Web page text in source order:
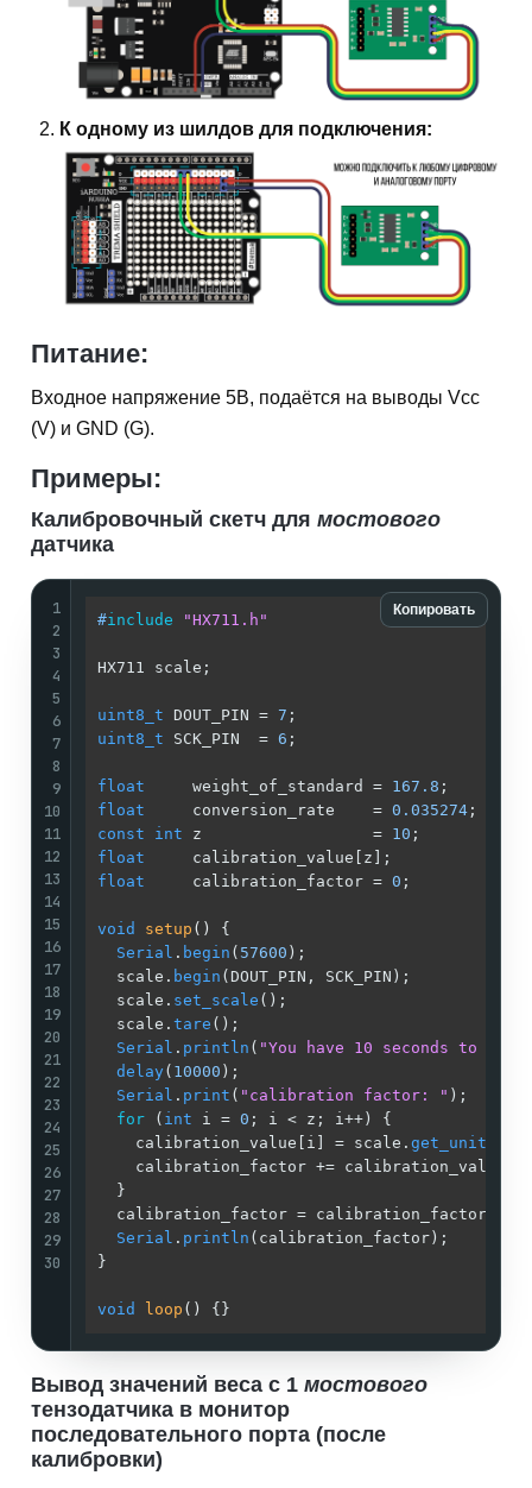
К одному из шилдов для подключения:
Питание:
Входное напряжение 5В, подаётся на выводы Vcc
(V) и GND (G).
Примеры:
Калибровочный скетч для мостового
датчика
Копировать
1
2
3
4
5
6
7
8
9
10
11
12
13
14
15
16
17
18
19
20
21
22
23
24
25
26
27
28
29
30
#include "HX711.h"
uint8_t DOUT_PIN = 7
uint8_t SCK_PIN  = 6
float
     weight_of_standard =
167.8
float
     conversion_rate    =
0.035274
const
int z                  = 10
float
float
     calibration_factor =
0
void setup ()
{
Serial . begin ( 57600
  scale.
begin
  scale.
set_scale
  scale.
tare
Serial . println ( "You have 10 seconds to set
delay( 10000
Serial . print ( "calibration factor: "
for ( int i = 0 ; i <
    calibration_value[i] = scale.
get_units
calibration_factor
  }
calibration_factor =
Serial . println
}
void loop () {}
Вывод значений веса с 1 мостового
тензодатчика в монитор
последовательного порта (после
калибровки)